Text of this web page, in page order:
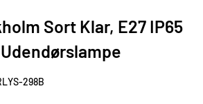
Sort Klar, E27 IP65
298B